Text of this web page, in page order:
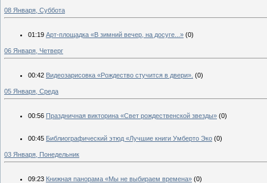
08 Января, Суббота
01:19 Арт-площадка «В зимний вечер, на досуге...» (0)
06 Января, Четверг
00:42 Видеозарисовка «Рождество стучится в двери». (0)
05 Января, Среда
00:56 Праздничная викторина «Свет рождественской звезды» (0)
00:45 Библиографический этюд «Лучшие книги Умберто Эко (0)
03 Января, Понедельник
09:23 Книжная панорама «Мы не выбираем времена» (0)